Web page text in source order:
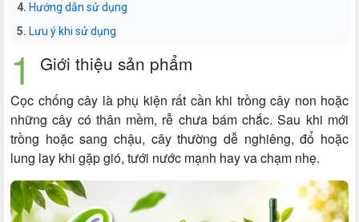
Hướng dẫn sử dụng
Lưu ý khi sử dụng
Giới thiệu sản phẩm
Cọc chống cây là phụ kiện rất cần khi trồng cây non hoặc
những cây có thân mềm, rễ chưa bám chắc. Sau khi mới
trồng hoặc sang chậu, cây thường dễ nghiêng, đổ hoặc
lung lay khi gặp gió, tưới nước mạnh hay va chạm nhẹ.